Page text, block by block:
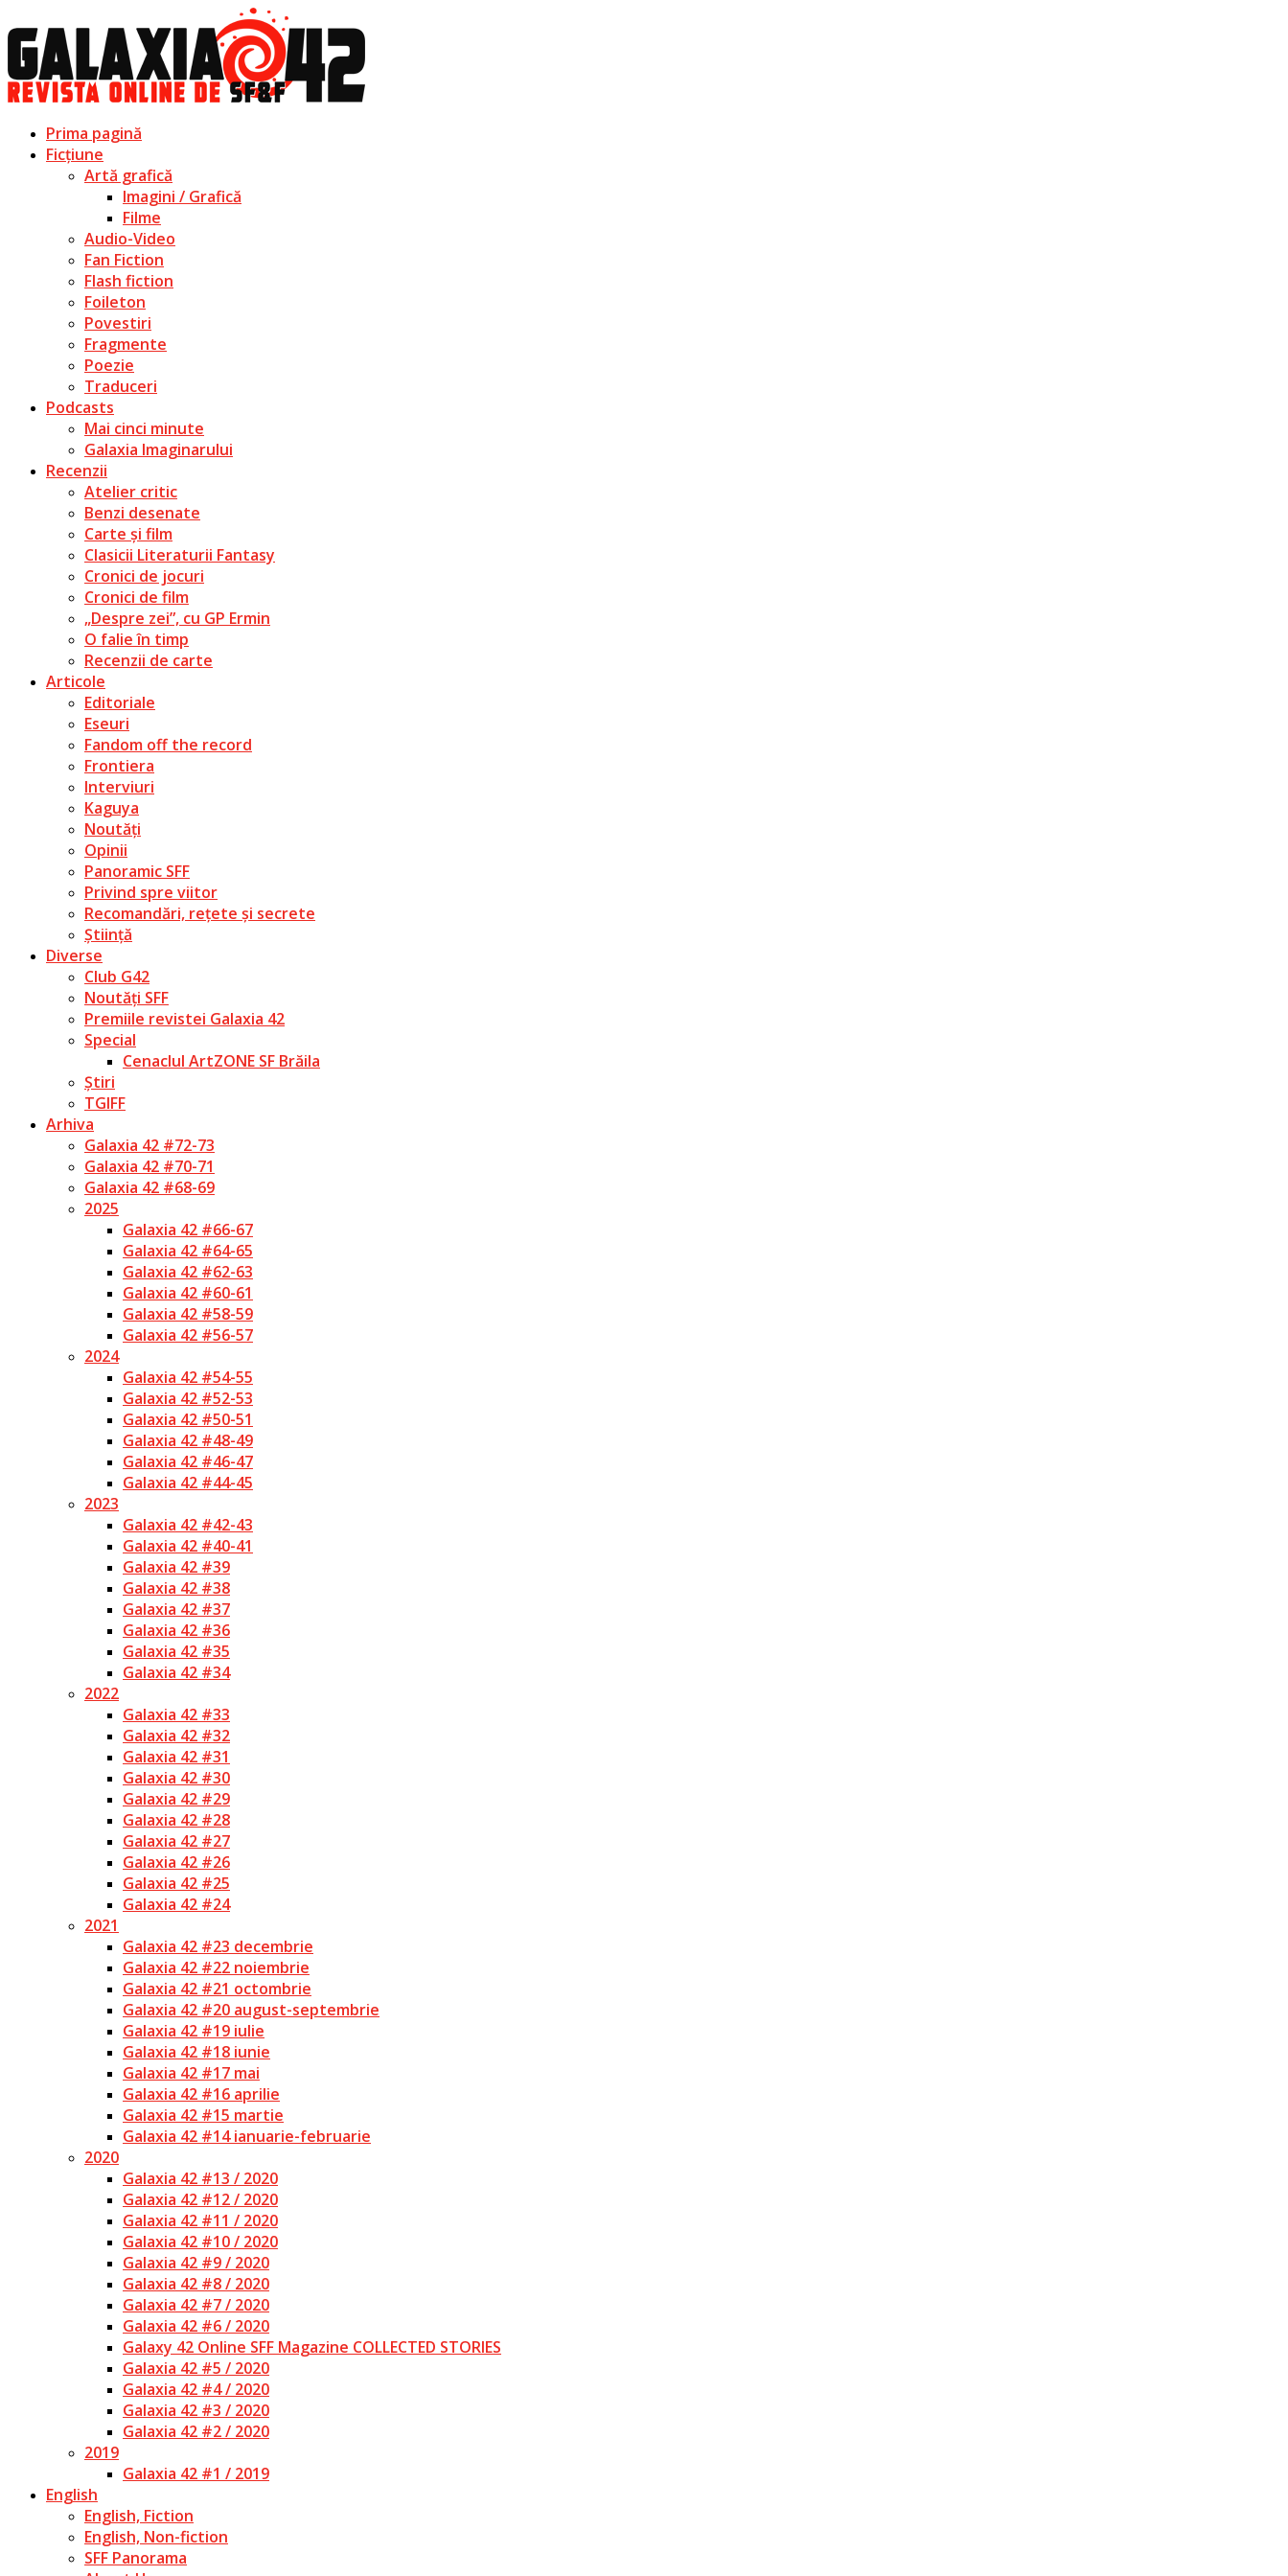
Prima pagină
Ficțiune
Artă grafică
Imagini / Grafică
Filme
Audio-Video
Fan Fiction
Flash fiction
Foileton
Povestiri
Fragmente
Poezie
Traduceri
Podcasts
Mai cinci minute
Galaxia Imaginarului
Recenzii
Atelier critic
Benzi desenate
Carte și film
Clasicii Literaturii Fantasy
Cronici de jocuri
Cronici de film
„Despre zei”, cu GP Ermin
O falie în timp
Recenzii de carte
Articole
Editoriale
Eseuri
Fandom off the record
Frontiera
Interviuri
Kaguya
Noutăți
Opinii
Panoramic SFF
Privind spre viitor
Recomandări, rețete și secrete
Știință
Diverse
Club G42
Noutăți SFF
Premiile revistei Galaxia 42
Special
Cenaclul ArtZONE SF Brăila
Știri
TGIFF
Arhiva
Galaxia 42 #72-73
Galaxia 42 #70-71
Galaxia 42 #68-69
2025
Galaxia 42 #66-67
Galaxia 42 #64-65
Galaxia 42 #62-63
Galaxia 42 #60-61
Galaxia 42 #58-59
Galaxia 42 #56-57
2024
Galaxia 42 #54-55
Galaxia 42 #52-53
Galaxia 42 #50-51
Galaxia 42 #48-49
Galaxia 42 #46-47
Galaxia 42 #44-45
2023
Galaxia 42 #42-43
Galaxia 42 #40-41
Galaxia 42 #39
Galaxia 42 #38
Galaxia 42 #37
Galaxia 42 #36
Galaxia 42 #35
Galaxia 42 #34
2022
Galaxia 42 #33
Galaxia 42 #32
Galaxia 42 #31
Galaxia 42 #30
Galaxia 42 #29
Galaxia 42 #28
Galaxia 42 #27
Galaxia 42 #26
Galaxia 42 #25
Galaxia 42 #24
2021
Galaxia 42 #23 decembrie
Galaxia 42 #22 noiembrie
Galaxia 42 #21 octombrie
Galaxia 42 #20 august-septembrie
Galaxia 42 #19 iulie
Galaxia 42 #18 iunie
Galaxia 42 #17 mai
Galaxia 42 #16 aprilie
Galaxia 42 #15 martie
Galaxia 42 #14 ianuarie-februarie
2020
Galaxia 42 #13 / 2020
Galaxia 42 #12 / 2020
Galaxia 42 #11 / 2020
Galaxia 42 #10 / 2020
Galaxia 42 #9 / 2020
Galaxia 42 #8 / 2020
Galaxia 42 #7 / 2020
Galaxia 42 #6 / 2020
Galaxy 42 Online SFF Magazine COLLECTED STORIES
Galaxia 42 #5 / 2020
Galaxia 42 #4 / 2020
Galaxia 42 #3 / 2020
Galaxia 42 #2 / 2020
2019
Galaxia 42 #1 / 2019
English
English, Fiction
English, Non-fiction
SFF Panorama